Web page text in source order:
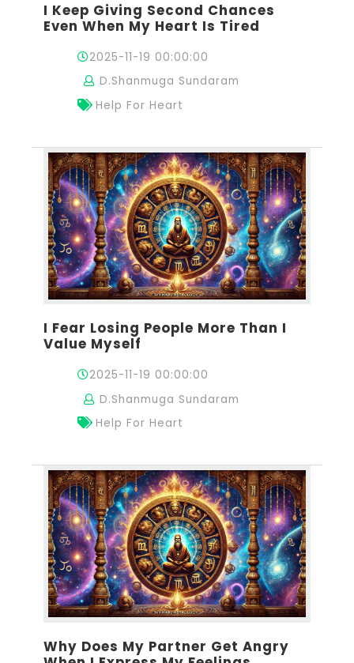
I Keep Giving Second Chances
Even When My Heart Is Tired
2025-11-19 00:00:00
D.Shanmuga Sundaram
Help For Heart
I Fear Losing People More Than I
Value Myself
2025-11-19 00:00:00
D.Shanmuga Sundaram
Help For Heart
Why Does My Partner Get Angry